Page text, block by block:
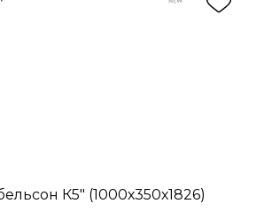
К5" (1000х350х1826)